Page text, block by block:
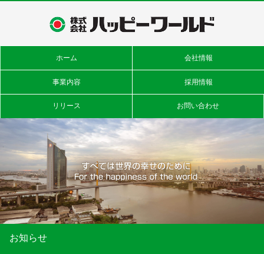
ホーム 会社情報
事業内容 採用情報
リリース お問い合わせ
お知らせ
2017.02.01 ホームページをリニューアルしました。
2019.03.27 韓国の京畿観光公社と日本人観光客誘致に関する業務提携を行い